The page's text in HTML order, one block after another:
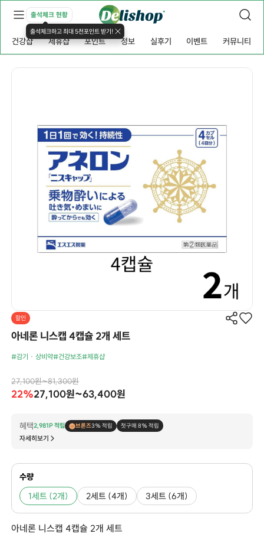
출석체크 현황
출석체크하고 최대 5천포인트 받기!
건강샵 제휴샵 포인트 정보 실후기 이벤트 커뮤니티
할인
아네론 니스캡 4캡슐 2개 세트
#감기 · 상비약#건강보조#제휴샵
27,100원~81,300원
22%27,100원~63,400원
혜택2,981P 적립 브론즈3% 적립 첫구매 8% 적립
자세히보기
수량
1세트 (2개) 2세트 (4개) 3세트 (6개)
아네론 니스캡 4캡슐 2개 세트